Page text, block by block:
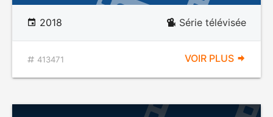
2018 Série télévisée
413471 VOIR PLUS